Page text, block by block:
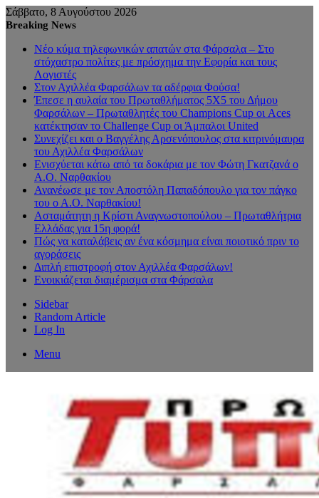
Σάββατο, 8 Αυγούστου 2026
Breaking News
Νέο κύμα τηλεφωνικών απατών στα Φάρσαλα – Στο
στόχαστρο πολίτες με πρόσχημα την Εφορία και τους
Λογιστές
Στον Αχιλλέα Φαρσάλων τα αδέρφια Φούσα!
Έπεσε η αυλαία του Πρωταθλήματος 5Χ5 του Δήμου
Φαρσάλων – Πρωταθλητές του Champions Cup οι Aces
κατέκτησαν το Challenge Cup οι Άμπαλοι United
Συνεχίζει και ο Βαγγέλης Αρσενόπουλος στα κιτρινόμαυρα
του Αχιλλέα Φαρσάλων
Ενισχύεται κάτω από τα δοκάρια με τον Φώτη Γκατζανά ο
Α.Ο. Ναρθακίου
Ανανέωσε με τον Αποστόλη Παπαδόπουλο για τον πάγκο
του ο Α.Ο. Ναρθακίου!
Ασταμάτητη η Κρίστι Αναγνωστοπούλου – Πρωταθλήτρια
Ελλάδας για 15η φορά!
Πώς να καταλάβεις αν ένα κόσμημα είναι ποιοτικό πριν το
αγοράσεις
Διπλή επιστροφή στον Αχιλλέα Φαρσάλων!
Ενοικιάζεται διαμέρισμα στα Φάρσαλα
Sidebar
Random Article
Log In
Menu